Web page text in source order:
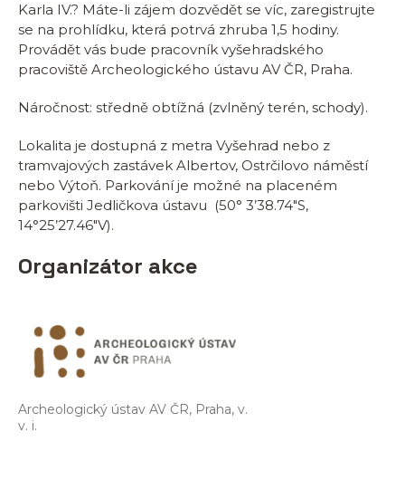
Karla IV.? Máte-li zájem dozvědět se víc, zaregistrujte
se na prohlídku, která potrvá zhruba 1,5 hodiny.
Provádět vás bude pracovník vyšehradského
pracoviště Archeologického ústavu AV ČR, Praha.
Náročnost: středně obtížná (zvlněný terén, schody).
Lokalita je dostupná z metra Vyšehrad nebo z
tramvajových zastávek Albertov, Ostrčilovo náměstí
nebo Výtoň. Parkování je možné na placeném
parkovišti Jedličkova ústavu (50° 3’38.74″S,
14°25’27.46″V).
Organizátor akce
Archeologický ústav AV ČR, Praha, v.
v. i.